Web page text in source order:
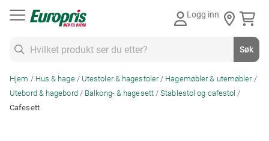
Logg inn
Søk
Hjem Hus & hage Utestoler & hagestoler
Hagemøbler & utemøbler
Utebord & hagebord
Balkong- & hagesett
Stablestol og cafestol
Cafesett